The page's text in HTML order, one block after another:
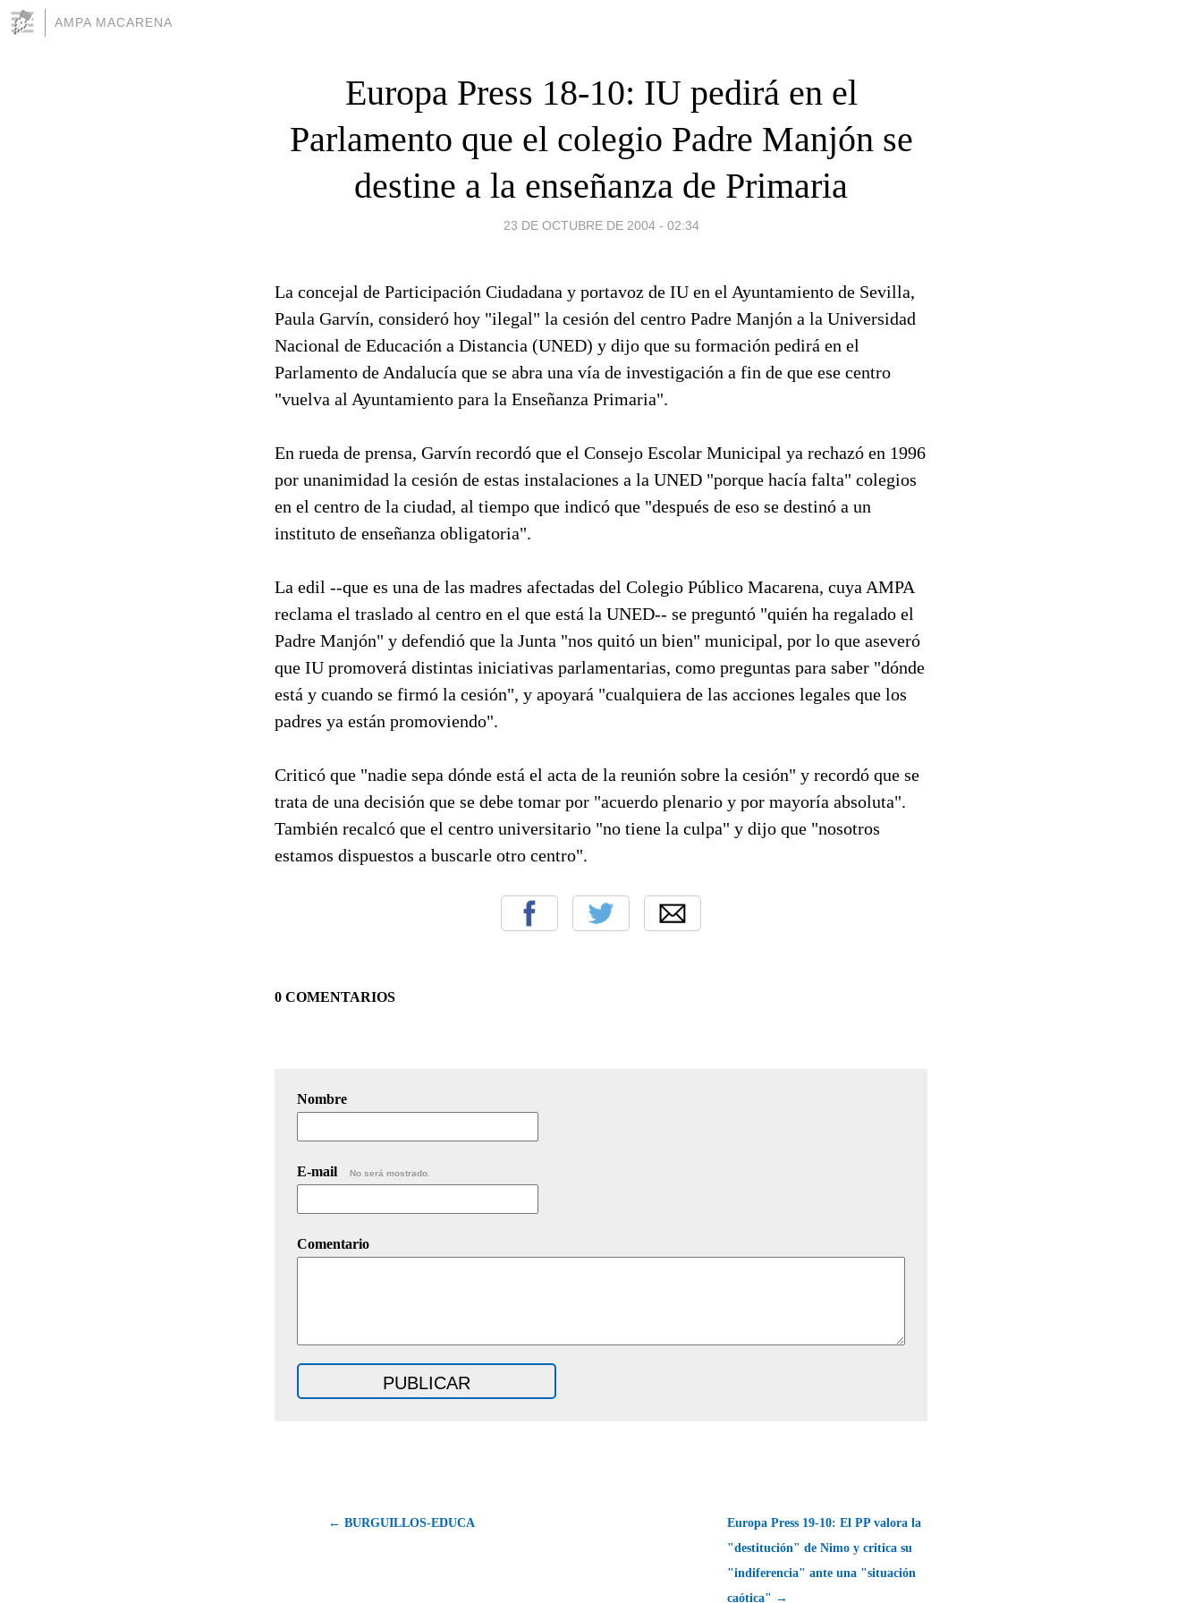
AMPA MACARENA
Europa Press 18-10: IU pedirá en el
Parlamento que el colegio Padre Manjón se
destine a la enseñanza de Primaria
23 DE OCTUBRE DE 2004 - 02:34
La concejal de Participación Ciudadana y portavoz de IU en el Ayuntamiento de Sevilla,
Paula Garvín, consideró hoy "ilegal" la cesión del centro Padre Manjón a la Universidad
Nacional de Educación a Distancia (UNED) y dijo que su formación pedirá en el
Parlamento de Andalucía que se abra una vía de investigación a fin de que ese centro
"vuelva al Ayuntamiento para la Enseñanza Primaria".
En rueda de prensa, Garvín recordó que el Consejo Escolar Municipal ya rechazó en 1996
por unanimidad la cesión de estas instalaciones a la UNED "porque hacía falta" colegios
en el centro de la ciudad, al tiempo que indicó que "después de eso se destinó a un
instituto de enseñanza obligatoria".
La edil --que es una de las madres afectadas del Colegio Público Macarena, cuya AMPA
reclama el traslado al centro en el que está la UNED-- se preguntó "quién ha regalado el
Padre Manjón" y defendió que la Junta "nos quitó un bien" municipal, por lo que aseveró
que IU promoverá distintas iniciativas parlamentarias, como preguntas para saber "dónde
está y cuando se firmó la cesión", y apoyará "cualquiera de las acciones legales que los
padres ya están promoviendo".
Criticó que "nadie sepa dónde está el acta de la reunión sobre la cesión" y recordó que se
trata de una decisión que se debe tomar por "acuerdo plenario y por mayoría absoluta".
También recalcó que el centro universitario "no tiene la culpa" y dijo que "nosotros
estamos dispuestos a buscarle otro centro".
0 COMENTARIOS
Nombre
E-mail No será mostrado.
Comentario
← BURGUILLOS-EDUCA
Europa Press 19-10: El PP valora la
"destitución" de Nimo y critica su
"indiferencia" ante una "situación
caótica" →